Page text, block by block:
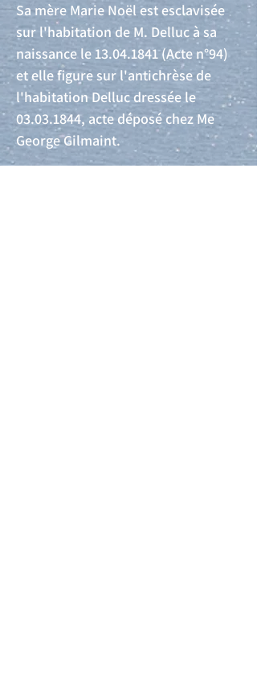
Sa mère Marie Noël est esclavisée
sur l'habitation de M. Delluc à sa
naissance le 13.04.1841(Acte n°94)
et elle figure sur l'antichrèse de
l'habitation Delluc dressée le
03.03.1844, acte déposé chez Me
George Gilmaint.